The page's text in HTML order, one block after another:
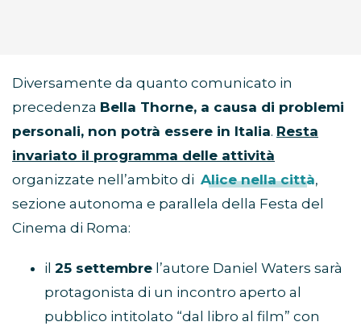
Diversamente da quanto comunicato in
precedenza Bella Thorne, a causa di problemi
personali, non potrà essere in Italia. Resta
invariato il programma delle attività
organizzate nell’ambito di Alice nella città,
sezione autonoma e parallela della Festa del
Cinema di Roma:
il 25 settembre l’autore Daniel Waters sarà
protagonista di un incontro aperto al
pubblico intitolato “dal libro al film” con